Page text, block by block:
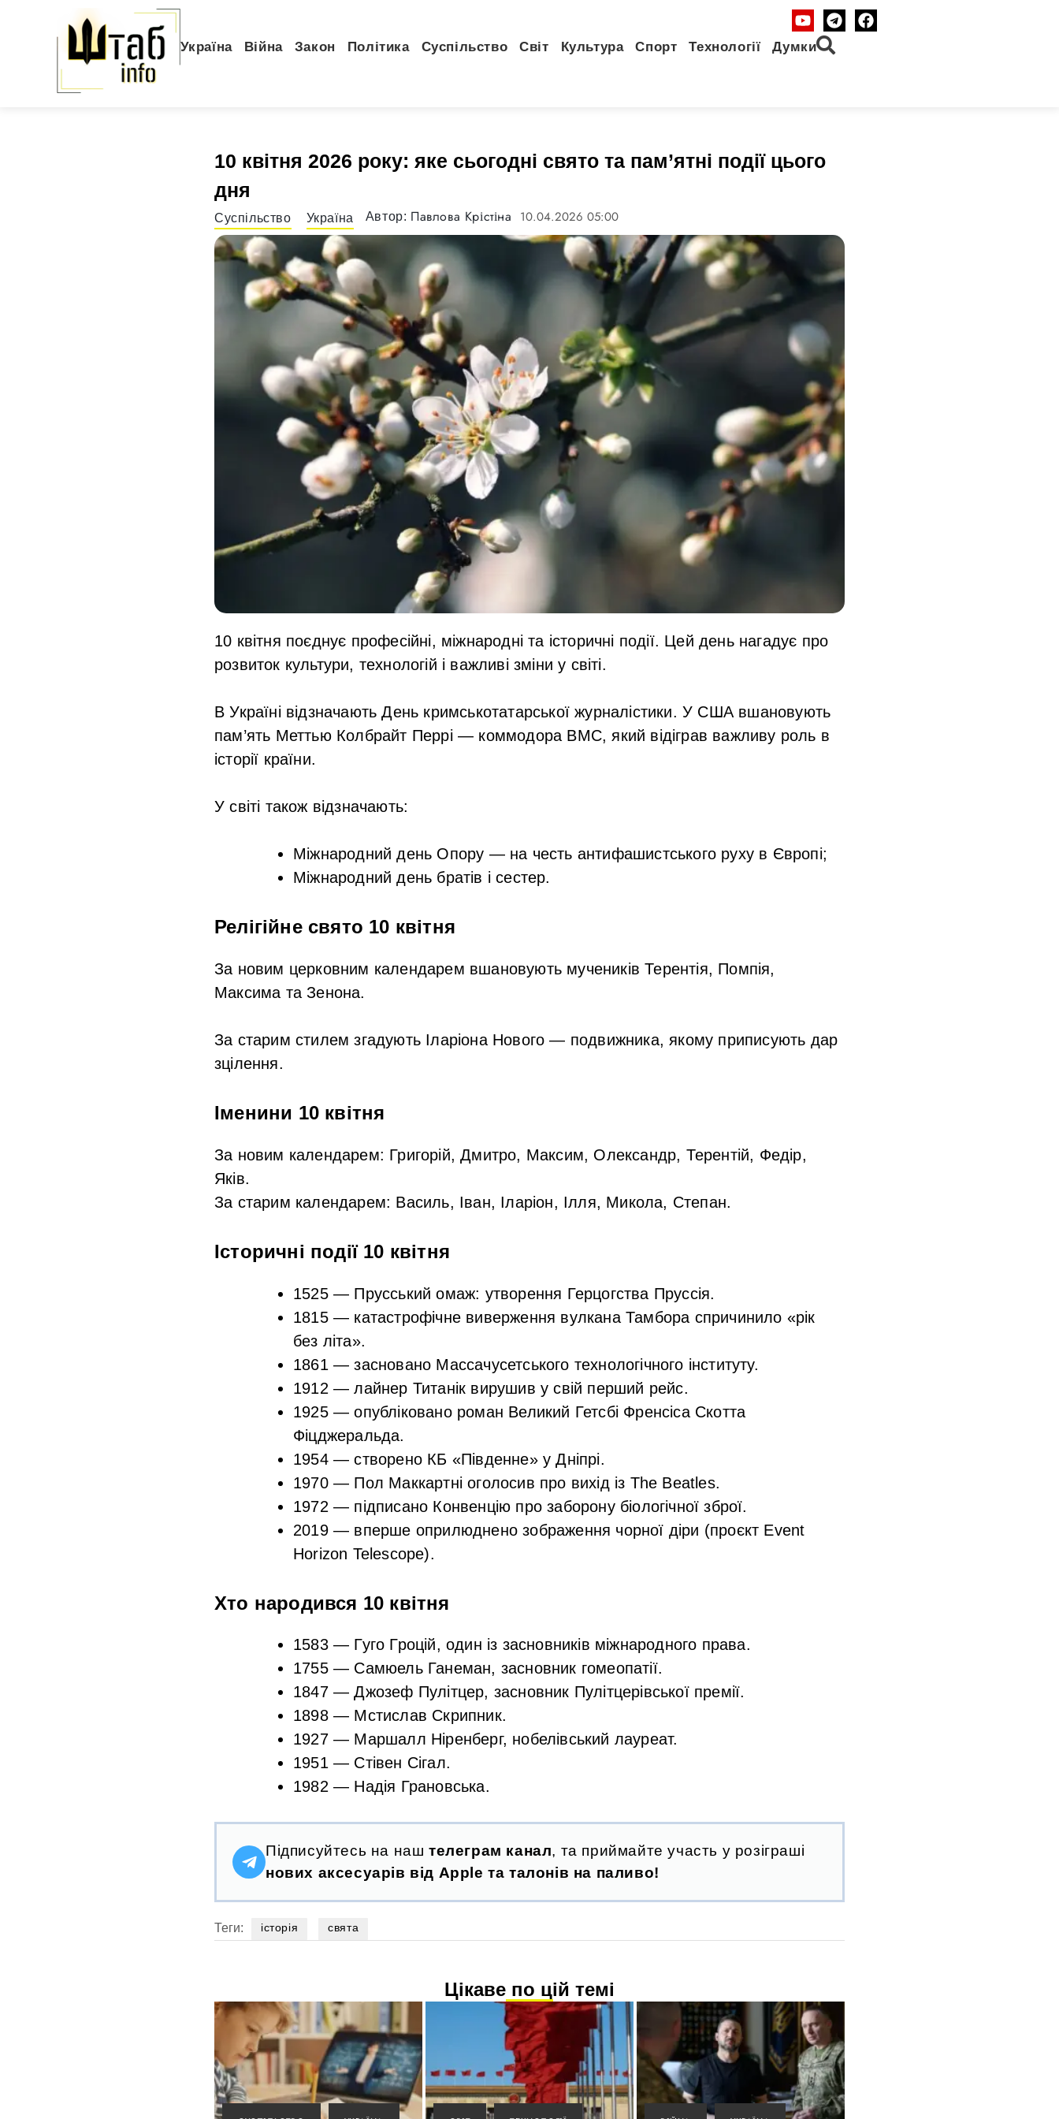
Україна Війна Закон Політика Суспільство Світ Культура Спорт Технології Думки
10 квітня 2026 року: яке сьогодні свято та пам’ятні події цього
дня
Суспільство Україна Автор: Павлова Крістіна 10.04.2026 05:00
10 квітня поєднує професійні, міжнародні та історичні події. Цей день нагадує про
розвиток культури, технологій і важливі зміни у світі.
В Україні відзначають День кримськотатарської журналістики. У США вшановують
пам’ять Меттью Колбрайт Перрі — коммодора ВМС, який відіграв важливу роль в
історії країни.
У світі також відзначають:
Міжнародний день Опору — на честь антифашистського руху в Європі;
Міжнародний день братів і сестер.
Релігійне свято 10 квітня
За новим церковним календарем вшановують мучеників Терентія, Помпія,
Максима та Зенона.
За старим стилем згадують Іларіона Нового — подвижника, якому приписують дар
зцілення.
Іменини 10 квітня
За новим календарем: Григорій, Дмитро, Максим, Олександр, Терентій, Федір,
Яків.
За старим календарем: Василь, Іван, Іларіон, Ілля, Микола, Степан.
Історичні події 10 квітня
1525 — Прусський омаж: утворення Герцогства Пруссія.
1815 — катастрофічне виверження вулкана Тамбора спричинило «рік
без літа».
1861 — засновано Массачусетського технологічного інституту.
1912 — лайнер Титанік вирушив у свій перший рейс.
1925 — опубліковано роман Великий Гетсбі Френсіса Скотта
Фіцджеральда.
1954 — створено КБ «Південне» у Дніпрі.
1970 — Пол Маккартні оголосив про вихід із The Beatles.
1972 — підписано Конвенцію про заборону біологічної зброї.
2019 — вперше оприлюднено зображення чорної діри (проєкт Event
Horizon Telescope).
Хто народився 10 квітня
1583 — Гуго Гроцій, один із засновників міжнародного права.
1755 — Самюель Ганеман, засновник гомеопатії.
1847 — Джозеф Пулітцер, засновник Пулітцерівської премії.
1898 — Мстислав Скрипник.
1927 — Маршалл Ніренберг, нобелівський лауреат.
1951 — Стівен Сігал.
1982 — Надія Грановська.
Підписуйтесь на наш телеграм канал, та приймайте участь у розіграші
нових аксесуарів від Apple та талонів на паливо!
Теги: історія свята
Цікаве по цій темі